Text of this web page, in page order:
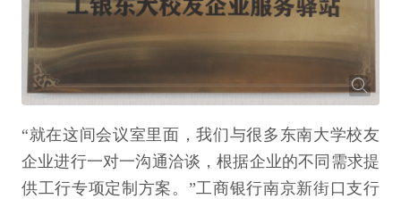
“就在这间会议室里面，我们与很多东南大学校友
企业进行一对一沟通洽谈，根据企业的不同需求提
供工行专项定制方案。”工商银行南京新街口支行